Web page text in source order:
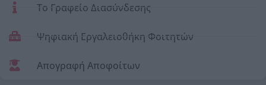
Το Γραφείο Διασύνδεσης
Ψηφιακή Εργαλειοθήκη Φοιτητών
Απογραφή Αποφοίτων